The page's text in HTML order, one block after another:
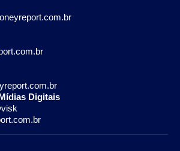
Digitais